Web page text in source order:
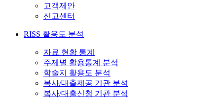
고객제안
신고센터
RISS 활용도 분석
자료 현황 통계
주제별 활용통계 분석
학술지 활용도 분석
복사/대출제공 기관 분석
복사/대출신청 기관 분석